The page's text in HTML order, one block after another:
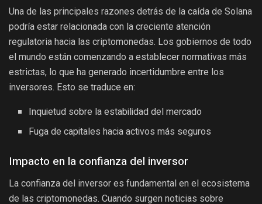
Una de las principales razones detrás de la caída de Solana
podría estar relacionada con la creciente atención
regulatoria hacia las criptomonedas. Los gobiernos de todo
el mundo están comenzando a establecer normativas más
estrictas, lo que ha generado incertidumbre entre los
inversores. Esto se traduce en:
Inquietud sobre la estabilidad del mercado
Fuga de capitales hacia activos más seguros
Impacto en la confianza del inversor
La confianza del inversor es fundamental en el ecosistema
de las criptomonedas. Cuando surgen noticias sobre